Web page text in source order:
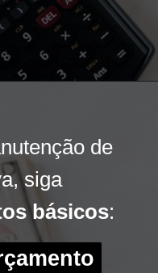
de
básicos:
de
siga
básicos: